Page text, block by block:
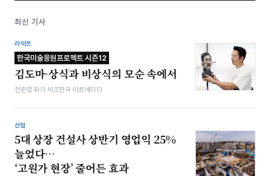
최신 기사
라이프
한국미술응원프로젝트 시즌12
김도마-상식과 비상식의 모순 속에서
전준엽 화가·비즈한국 아트에디터
산업
5대 상장 건설사 상반기 영업익 25%
늘었다…
‘고원가 현장’ 줄어든 효과